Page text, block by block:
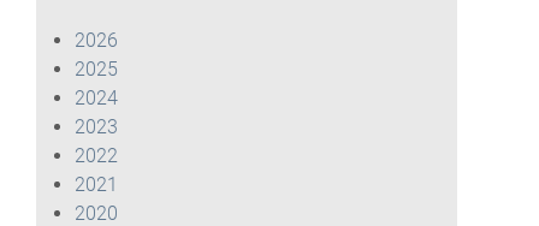
2026
2025
2024
2023
2022
2021
2020